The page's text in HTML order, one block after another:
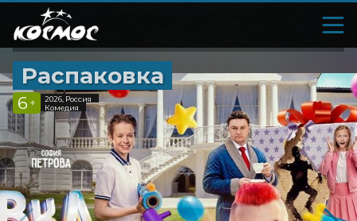
Распаковка
6 +
2026, Россия
Комедия